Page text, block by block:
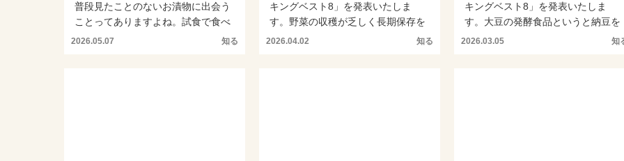
普段見たことのないお漬物に出会う
ことってありますよね。試食で食べ
てその美味しさに驚くこと...
2026.05.07 知る
キングベスト8」を発表いたしま
す。野菜の収穫が乏しく長期保存を
するために考えられた大根の...
2026.04.02 知る
キングベスト8」を発表いたしま
す。大豆の発酵食品というと納豆を
思い浮かべる方も多いかと思...
2026.03.05 知